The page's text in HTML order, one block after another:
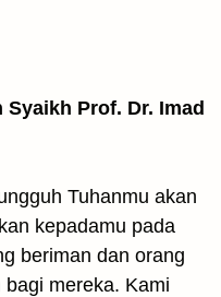
Prof. Dr. Imad
Tuhanmu akan
kepadamu pada
beriman dan orang
mereka. Kami